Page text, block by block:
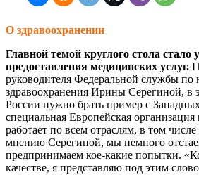
О здравоохранении
Главной темой круглого стола стало
предоставления медицинских услуг.
руководителя Федеральной службы по
здравоохранения Ирины Серегиной, в
России нужно брать пример с
специальная Европейская организация
работает по всем отраслям, в том
мнению Серегиной, мы немного
предпринимаем кое-какие попытки.
качестве, я представляю под этим